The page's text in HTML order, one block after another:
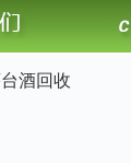
酒回收